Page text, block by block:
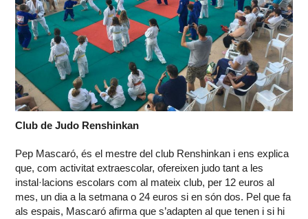
Club de Judo Renshinkan
Pep Mascaró, és el mestre del club Renshinkan i ens explica
que, com activitat extraescolar, ofereixen judo tant a les
instal·lacions escolars com al mateix club, per 12 euros al
mes, un dia a la setmana o 24 euros si en són dos. Pel que fa
als espais, Mascaró afirma que s’adapten al que tenen i si hi